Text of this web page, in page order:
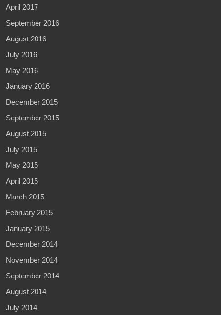
April 2017
September 2016
August 2016
July 2016
May 2016
January 2016
December 2015
September 2015
August 2015
July 2015
May 2015
April 2015
March 2015
February 2015
January 2015
December 2014
November 2014
September 2014
August 2014
July 2014